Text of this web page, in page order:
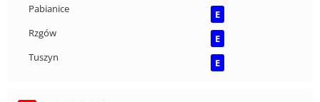
Pabianice
E
Rzgów
E
Tuszyn
E